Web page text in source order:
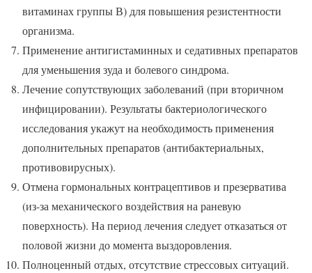
витаминах группы В) для повышения резистентности
организма.
Применение антигистаминных и седативных препаратов
для уменьшения зуда и болевого синдрома.
Лечение сопутствующих заболеваний (при вторичном
инфицировании). Результаты бактериологического
исследования укажут на необходимость применения
дополнительных препаратов (антибактериальных,
противовирусных).
Отмена гормональных контрацептивов и презерватива
(из-за механического воздействия на раневую
поверхность). На период лечения следует отказаться от
половой жизни до момента выздоровления.
Полноценный отдых, отсутствие стрессовых ситуаций.